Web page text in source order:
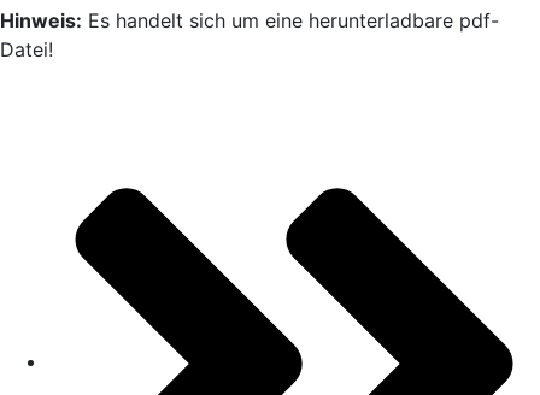
Hinweis: Es handelt sich um eine herunterladbare pdf-
Datei!